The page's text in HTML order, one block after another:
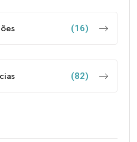
(16)
(82)